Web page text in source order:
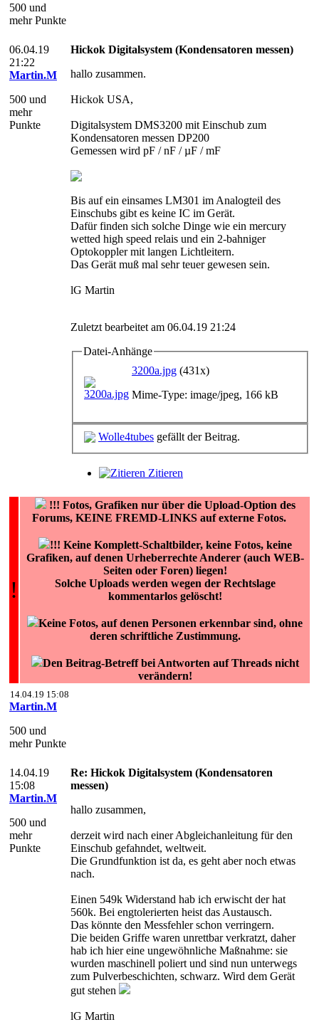
500 und
mehr Punkte
06.04.19
21:22
Martin.M
500 und
mehr
Punkte
Hickok Digitalsystem (Kondensatoren messen)
hallo zusammen.
Hickok USA,
Digitalsystem DMS3200 mit Einschub zum
Kondensatoren messen DP200
Gemessen wird pF / nF / µF / mF
Bis auf ein einsames LM301 im Analogteil des
Einschubs gibt es keine IC im Gerät.
Dafür finden sich solche Dinge wie ein mercury
wetted high speed relais und ein 2-bahniger
Optokoppler mit langen Lichtleitern.
Das Gerät muß mal sehr teuer gewesen sein.
lG Martin
Zuletzt bearbeitet am 06.04.19 21:24
Datei-Anhänge
3200a.jpg (431x)
Mime-Type: image/jpeg, 166 kB
Wolle4tubes gefällt der Beitrag.
Zitieren
!
!!! Fotos, Grafiken nur über die Upload-Option des
Forums, KEINE FREMD-LINKS auf externe Fotos.
!!! Keine Komplett-Schaltbilder, keine Fotos, keine
Grafiken, auf denen Urheberrechte Anderer (auch WEB-
Seiten oder Foren) liegen!
Solche Uploads werden wegen der Rechtslage
kommentarlos gelöscht!
Keine Fotos, auf denen Personen erkennbar sind, ohne
deren schriftliche Zustimmung.
Den Beitrag-Betreff bei Antworten auf Threads nicht
verändern!
14.04.19 15:08
Martin.M
500 und
mehr Punkte
14.04.19
15:08
Martin.M
500 und
mehr
Punkte
Re: Hickok Digitalsystem (Kondensatoren
messen)
hallo zusammen,
derzeit wird nach einer Abgleichanleitung für den
Einschub gefahndet, weltweit.
Die Grundfunktion ist da, es geht aber noch etwas
nach.
Einen 549k Widerstand hab ich erwischt der hat
560k. Bei engtolerierten heist das Austausch.
Das könnte den Messfehler schon verringern.
Die beiden Griffe waren unrettbar verkratzt, daher
hab ich hier eine ungewöhnliche Maßnahme: sie
wurden maschinell poliert und sind nun unterwegs
zum Pulverbeschichten, schwarz. Wird dem Gerät
gut stehen
lG Martin